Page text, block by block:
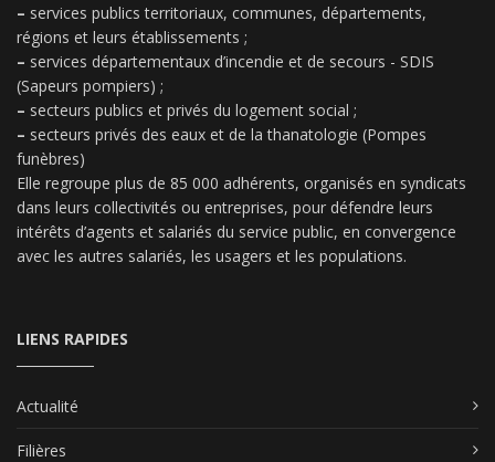
– services publics territoriaux, communes, départements,
régions et leurs établissements ;
– services départementaux d’incendie et de secours - SDIS
(Sapeurs pompiers) ;
– secteurs publics et privés du logement social ;
– secteurs privés des eaux et de la thanatologie (Pompes
funèbres)
Elle regroupe plus de 85 000 adhérents, organisés en syndicats
dans leurs collectivités ou entreprises, pour défendre leurs
intérêts d’agents et salariés du service public, en convergence
avec les autres salariés, les usagers et les populations.
LIENS RAPIDES
Actualité
Filières